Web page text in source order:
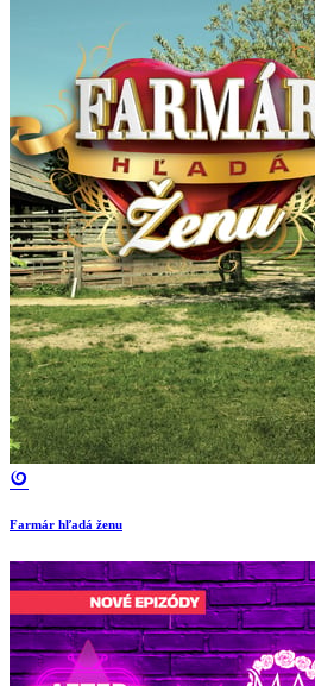
Farmár hľadá ženu